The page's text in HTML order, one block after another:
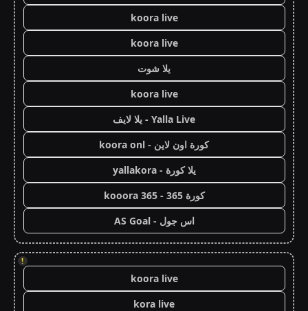
koora live
koora live
يلا شوت
koora live
Yalla Live - يلا لايف
كورة اون لاين - koora onl
يلا كورة - yallakora
كورة 365 - kooora 365
اس جول - AS Goal
!
koora live
kora live